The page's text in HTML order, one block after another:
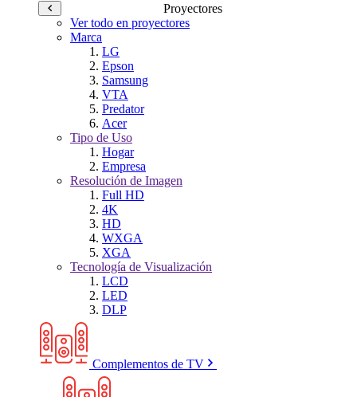
Proyectores
Ver todo en proyectores
Marca
LG
Epson
Samsung
VTA
Predator
Acer
Tipo de Uso
Hogar
Empresa
Resolución de Imagen
Full HD
4K
HD
WXGA
XGA
Tecnología de Visualización
LCD
LED
DLP
Complementos de TV